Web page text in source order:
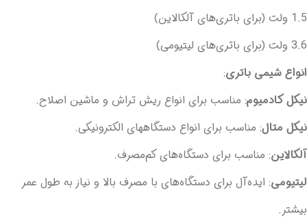
1.5 ولت (برای باتری‌های آلکالاین)
3.6 ولت (برای باتری‌های لیتیومی)
انواع شیمی باتری:
نیکل کادمیوم: مناسب برای انواع ریش تراش و ماشین اصلاح.
نیکل متال: مناسب برای انواع دستگاههای الکترونیکی.
آلکالاین: مناسب برای دستگاه‌های کم‌مصرف.
لیتیومی: ایده‌آل برای دستگاه‌های با مصرف بالا و نیاز به طول عمر
بیشتر.